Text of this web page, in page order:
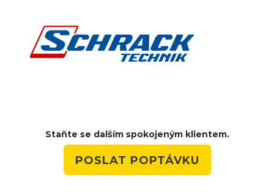
Staňte se dalším spokojeným klientem.
POSLAT POPTÁVKU